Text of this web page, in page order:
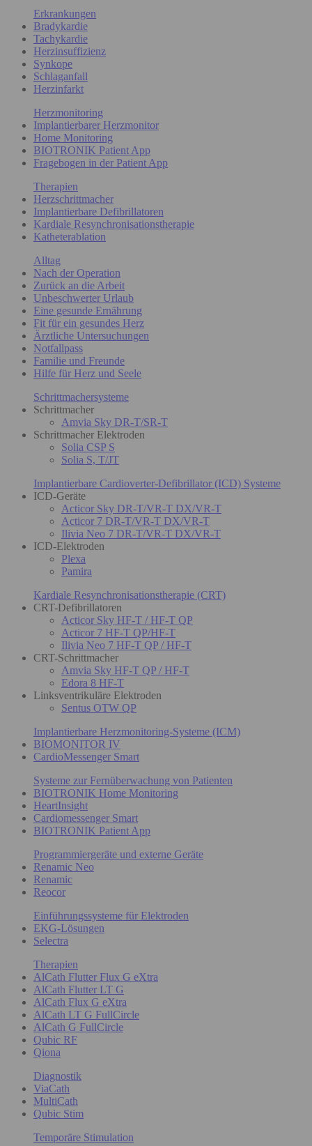
Erkrankungen
Bradykardie
Tachykardie
Herzinsuffizienz
Synkope
Schlaganfall
Herzinfarkt
Herzmonitoring
Implantierbarer Herzmonitor
Home Monitoring
BIOTRONIK Patient App
Fragebogen in der Patient App
Therapien
Herzschrittmacher
Implantierbare Defibrillatoren
Kardiale Resynchronisationstherapie
Katheterablation
Alltag
Nach der Operation
Zurück an die Arbeit
Unbeschwerter Urlaub
Eine gesunde Ernährung
Fit für ein gesundes Herz
Ärztliche Untersuchungen
Notfallpass
Familie und Freunde
Hilfe für Herz und Seele
Schrittmachersysteme
Schrittmacher
Amvia Sky DR-T/SR-T
Schrittmacher Elektroden
Solia CSP S
Solia S, T/JT
Implantierbare Cardioverter-Defibrillator (ICD) Systeme
ICD-Geräte
Acticor Sky DR-T/VR-T DX/VR-T
Acticor 7 DR-T/VR-T DX/VR-T
Ilivia Neo 7 DR-T/VR-T DX/VR-T
ICD-Elektroden
Plexa
Pamira
Kardiale Resynchronisationstherapie (CRT)
CRT-Defibrillatoren
Acticor Sky HF-T / HF-T QP
Acticor 7 HF-T QP/HF-T
Ilivia Neo 7 HF-T QP / HF-T
CRT-Schrittmacher
Amvia Sky HF-T QP / HF-T
Edora 8 HF-T
Linksventrikuläre Elektroden
Sentus OTW QP
Implantierbare Herzmonitoring-Systeme (ICM)
BIOMONITOR IV
CardioMessenger Smart
Systeme zur Fernüberwachung von Patienten
BIOTRONIK Home Monitoring
HeartInsight
Cardiomessenger Smart
BIOTRONIK Patient App
Programmiergeräte und externe Geräte
Renamic Neo
Renamic
Reocor
Einführungssysteme für Elektroden
EKG-Lösungen
Selectra
Therapien
AlCath Flutter Flux G eXtra
AlCath Flutter LT G
AlCath Flux G eXtra
AlCath LT G FullCircle
AlCath G FullCircle
Qubic RF
Qiona
Diagnostik
ViaCath
MultiCath
Qubic Stim
Temporäre Stimulation